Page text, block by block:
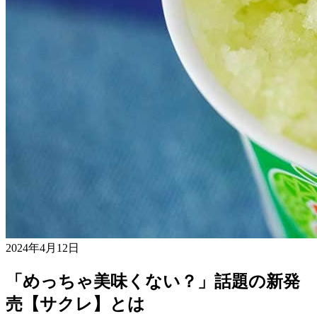
2024年4月12日
「めっちゃ美味くない？」話題の新発
売【サクレ】とは